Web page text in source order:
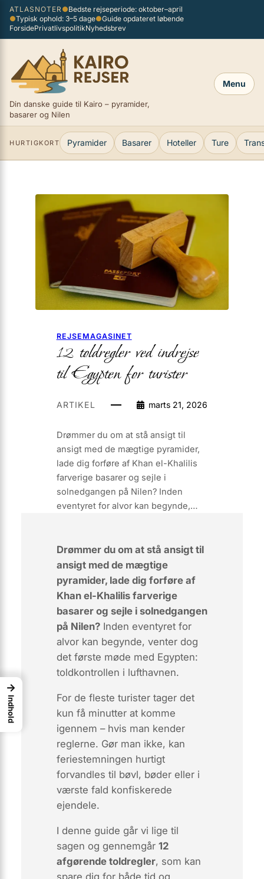
Spring
indhold
ATLASNOTER ●Bedste rejseperiode: oktober–april
●Typisk ophold: 3–5 dage●Guide opdateret løbende
ForsidePrivatlivspolitikNyhedsbrev
Din danske guide til Kairo – pyramider,
basarer og Nilen
Menu
HURTIGKORT Pyramider Basarer Hoteller Ture
REJSEMAGASINET
12 toldregler ved indrejse
til Egypten for turister
ARTIKEL marts 21, 2026
Drømmer du om at stå ansigt til
ansigt med de mægtige pyramider,
lade dig forføre af Khan el-Khalilis
farverige basarer og sejle i
solnedgangen på Nilen? Inden
eventyret for alvor kan begynde,…
Drømmer du om at stå ansigt til
ansigt med de mægtige
pyramider, lade dig forføre af
Khan el-Khalilis farverige
basarer og sejle i solnedgangen
på Nilen?Inden eventyret for
alvor kan begynde, venter dog
det første møde med Egypten:
toldkontrollen i lufthavnen.
For de fleste turister tager det
kun få minutter at komme
igennem – hvis man kender
reglerne. Gør man ikke, kan
feriestemningen hurtigt
forvandles til bøvl, bøder eller i
værste fald konfiskerede
ejendele.
I denne guide går vi lige til
sagen og gennemgår 12
afgørende toldregler, som kan
spare dig for både tid og
→
Indhold